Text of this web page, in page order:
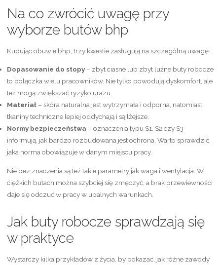
Na co zwrócić uwagę przy
wyborze butów bhp
Kupując obuwie bhp, trzy kwestie zasługują na szczególną uwagę:
Dopasowanie do stopy– zbyt ciasne lub zbyt luźne buty robocze
to bolączka wielu pracowników. Nie tylko powodują dyskomfort, ale
też mogą zwiększać ryzyko urazu.
Materiał– skóra naturalna jest wytrzymała i odporna, natomiast
tkaniny techniczne lepiej oddychają i są lżejsze.
Normy bezpieczeństwa – oznaczenia typu S1, S2 czy S3
informują, jak bardzo rozbudowana jest ochrona. Warto sprawdzić,
jaka norma obowiązuje w danym miejscu pracy.
Nie bez znaczenia są też takie parametry jak waga i wentylacja. W
ciężkich butach można szybciej się zmęczyć, a brak przewiewności
daje się odczuć w pracy w upalnych warunkach.
Jak buty robocze sprawdzają się
w praktyce
Wystarczy kilka przykładów z życia, by pokazać, jak różne zawody